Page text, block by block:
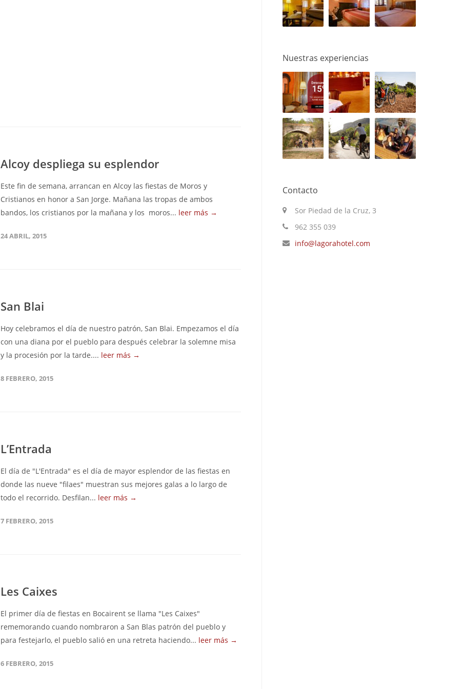
Alcoy despliega su esplendor
Este fin de semana, arrancan en Alcoy las fiestas de Moros y
Cristianos en honor a San Jorge. Mañana las tropas de ambos
bandos, los cristianos por la mañana y los moros... leer más →
24 ABRIL, 2015
San Blai
Hoy celebramos el día de nuestro patrón, San Blai. Empezamos el día
con una diana por el pueblo para después celebrar la solemne misa
y la procesión por la tarde.... leer más →
8 FEBRERO, 2015
L’Entrada
El día de "L'Entrada" es el día de mayor esplendor de las fiestas en
donde las nueve "filaes" muestran sus mejores galas a lo largo de
todo el recorrido. Desfilan... leer más →
7 FEBRERO, 2015
Les Caixes
El primer día de fiestas en Bocairent se llama "Les Caixes"
rememorando cuando nombraron a San Blas patrón del pueblo y
para festejarlo, el pueblo salió en una retreta haciendo... leer más →
6 FEBRERO, 2015
Nuestras experiencias
Contacto
Sor Piedad de la Cruz, 3
962 355 039
info@lagorahotel.com